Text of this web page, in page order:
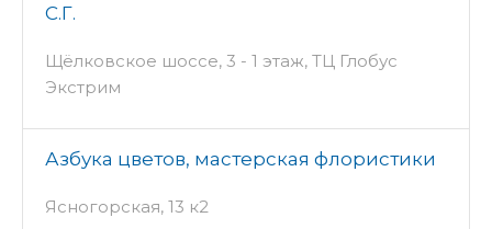
С.Г.
Щёлковское шоссе, 3 - 1 этаж, ТЦ Глобус
Экстрим
Азбука цветов, мастерская флористики
Ясногорская, 13 к2